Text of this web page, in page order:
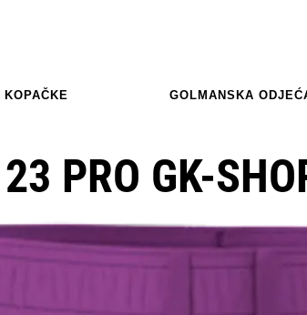
KOPAČKE GOLMANSKA
PRO GK-